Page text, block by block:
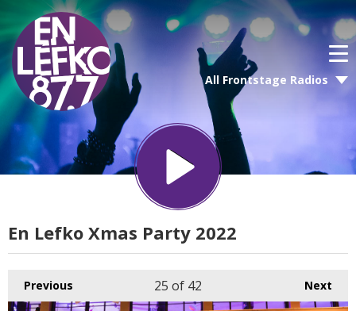
All Frontstage Radios
En Lefko Xmas Party 2022
Previous Next
25 of 42